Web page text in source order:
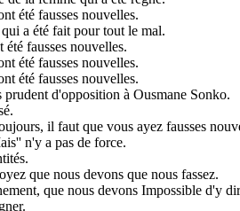
été fausses nouvelles.
a été fait pour tout le mal.
fausses nouvelles.
été fausses nouvelles.
été fausses nouvelles.
prudent d'opposition à Ousmane Sonko.
il faut que vous ayez fausses
n'y a pas de force.
que nous devons que nous fassez.
que nous devons Impossible d'y